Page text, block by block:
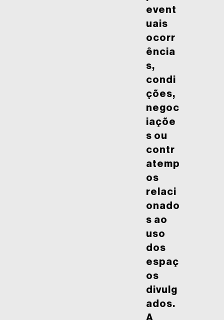
event
uais
ocorr
ência
s,
condi
ções,
negoc
iaçõe
s ou
contr
atemp
os
relaci
onado
s ao
uso
dos
espaç
os
divulg
ados.